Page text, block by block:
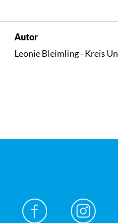
Autor
Leonie Bleimling - Kreis